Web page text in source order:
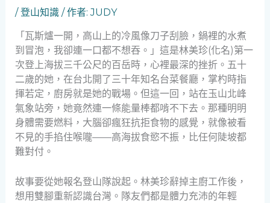
/登山知識/ 作者:JUDY
「瓦斯爐一開，高山上的冷風像刀子刮臉，鍋裡的水煮
到冒泡，我卻連一口都不想吞。」這是林美珍(化名)第一
次登上海拔三千公尺的百岳時，心裡最深的挫折。五十
二歲的她，在台北開了三十年知名台菜餐廳，掌杓時指
揮若定，廚房就是她的戰場。但這一回，站在玉山北峰
氣象站旁，她竟然連一條能量棒都啃不下去。那種明明
身體需要燃料，大腦卻瘋狂抗拒食物的感覺，就像被看
不見的手掐住喉嚨——高海拔食慾不振，比任何陡坡都
難對付。
故事要從她報名登山隊說起。林美珍辭掉主廚工作後，
想用雙腳重新認識台灣。隊友們都是體力充沛的年輕